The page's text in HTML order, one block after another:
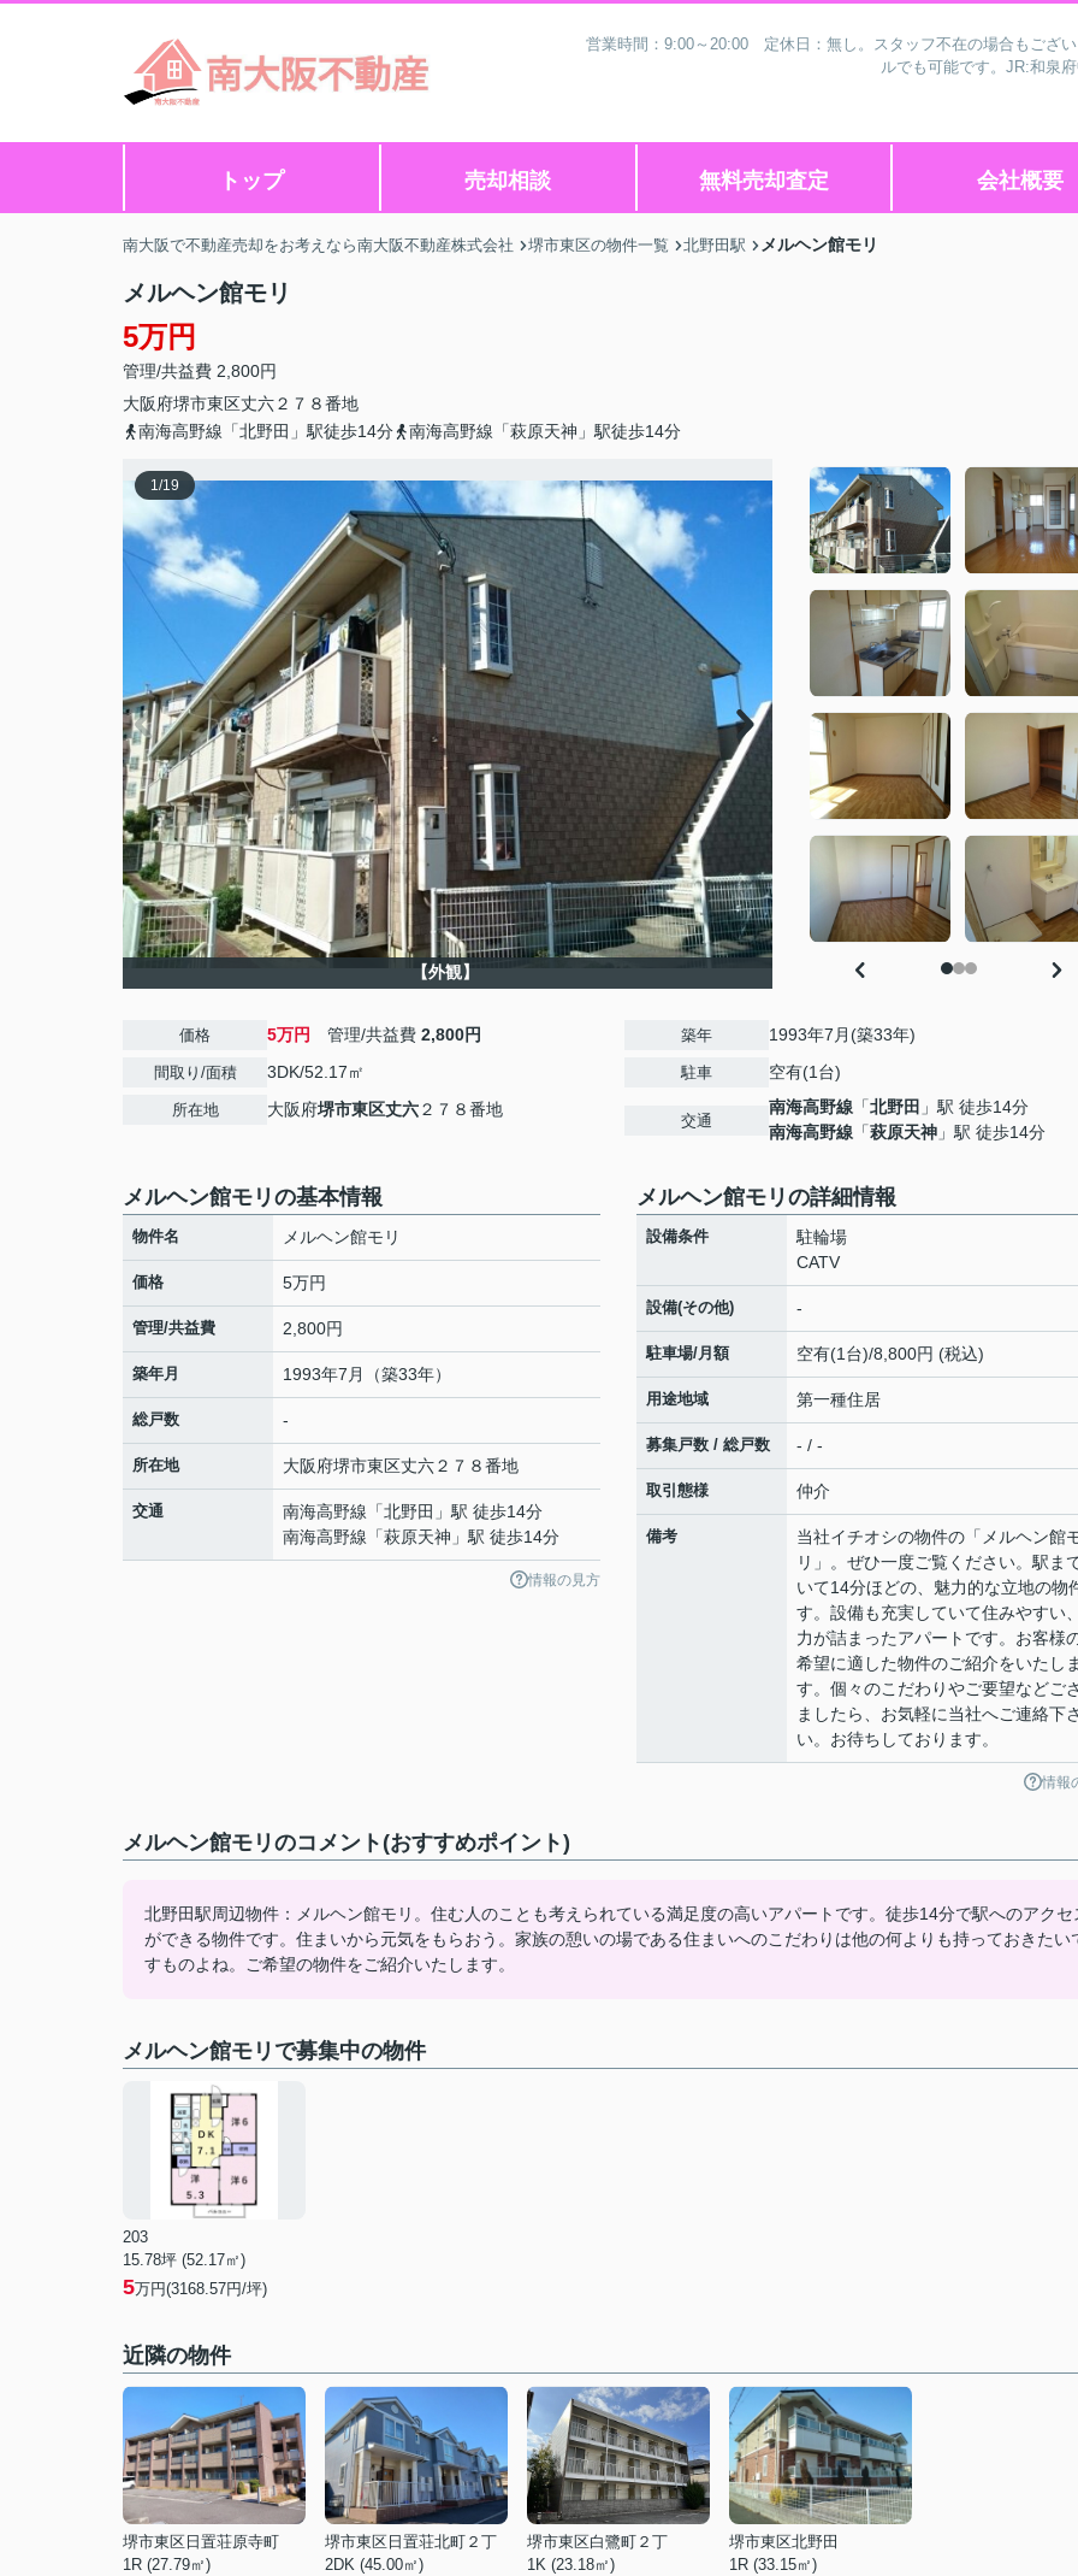
営業時間：9:00～20:00 定休日：無し。スタッフ不在の場合もござ
ルでも可能です。JR:和泉
トップ 売却相談 無料売却査定 会社概要
南大阪で不動産売却をお考えなら南大阪不動産株式会社 堺市東区の物件一覧 北野田駅 メルヘン館モリ
メルヘン館モリ
5万円
管理/共益費 2,800円
大阪府堺市東区丈六２７８番地
南海高野線「北野田」駅徒歩14分
南海高野線「萩原天神」駅徒歩14分
1/19
【外観】
価格 5万円 管理/共益費 2,800円
間取り/面積 3DK/52.17㎡
所在地 大阪府堺市東区丈六２７８番地
築年 1993年7月(築33年)
駐車 空有(1台)
交通
南海高野線 「北野田 」駅 徒歩14分
南海高野線 「萩原天神 」駅 徒歩14分
メルヘン館モリの基本情報
物件名 メルヘン館モリ
価格 5万円
管理/共益費 2,800円
築年月 1993年7月（築33年）
総戸数 -
所在地 大阪府堺市東区丈六２７８番地
交通 南海高野線 「北野田 」駅 徒歩14分
南海高野線 「萩原天神 」駅 徒歩14分
情報の見方
メルヘン館モリの詳細情報
設備条件
駐輪場
CATV
設備(その他) -
駐車場/月額 空有(1台)/8,800円 (税込)
用途地域 第一種住居
募集戸数 / 総戸数 - / -
取引態様 仲介
備考
当社イチオシの物件の「メルヘン館
リ」。ぜひ一度ご覧ください。駅ま
いて14分ほどの、魅力的な立地の物
す。設備も充実していて住みやすい
力が詰まったアパートです。お客様
希望に適した物件のご紹介をいたしま
す。個々のこだわりやご要望などご
ましたら、お気軽に当社へご連絡下さ
い。お待ちしております。
情報
メルヘン館モリのコメント(おすすめポイント)
北野田駅周辺物件：メルヘン館モリ。住む人のことも考えられている満足度の高いアパートです。徒歩14分で駅へのアクセ
ができる物件です。住まいから元気をもらおう。家族の憩いの場である住まいへのこだわりは他の何よりも持っておきたい
すものよね。ご希望の物件をご紹介いたします。
メルヘン館モリで募集中の物件
203
15.78坪 (52.17㎡)
5万円(3168.57円/坪)
近隣の物件
堺市東区日置荘原寺町
1R (27.79㎡)
堺市東区日置荘北町２丁
2DK (45.00㎡)
堺市東区白鷺町２丁
1K (23.18㎡)
堺市東区北野田
1R (33.15㎡)